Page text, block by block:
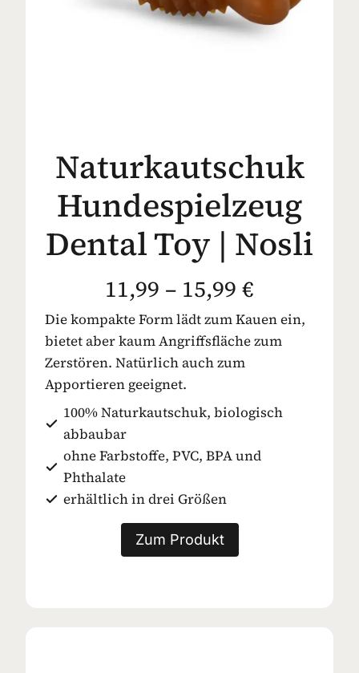
Naturkautschuk
Hundespielzeug
Dental Toy | Nosli
11,99 – 15,99 €
Die kompakte Form lädt zum Kauen ein,
bietet aber kaum Angriffsfläche zum
Zerstören. Natürlich auch zum
Apportieren geeignet.
100% Naturkautschuk, biologisch
abbaubar
ohne Farbstoffe, PVC, BPA und
Phthalate
erhältlich in drei Größen
Zum Produkt